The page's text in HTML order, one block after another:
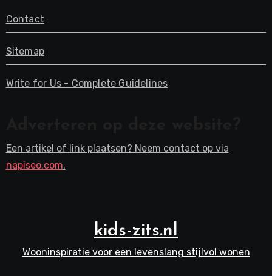
Contact
Sitemap
Write for Us - Complete Guidelines
Een artikel of link plaatsen? Neem contact op via
napiseo.com.
kids-zits.nl
Wooninspiratie voor een levenslang stijlvol wonen